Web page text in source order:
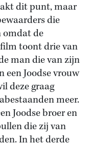
dit punt, maar
die
omdat de
toont drie van
man die van zijn
een Joodse vrouw
deze graag
meer.
Joodse broer en
die zij van
In het derde